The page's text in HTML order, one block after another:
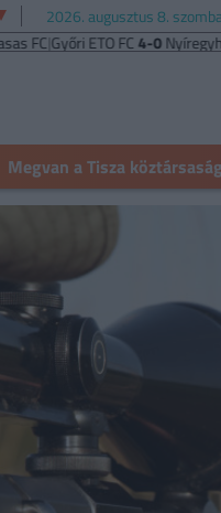
2026. augusztus 8.
Győri ETO FC4-0Nyíregyháza|
Megvan a Tisza